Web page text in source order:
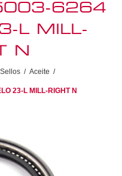
6264
L MILL-
N
Sellos / Aceite /
23-L MILL-RIGHT N